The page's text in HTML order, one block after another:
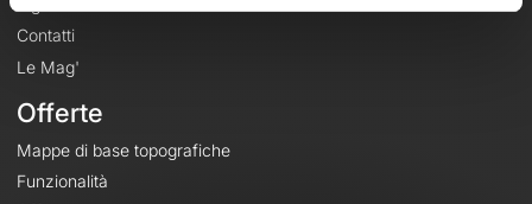
Contatti
Le Mag'
Offerte
Mappe di base topografiche
Funzionalità